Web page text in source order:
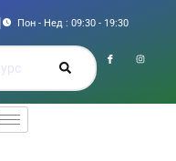
Пон - Нед : 09:30 - 19:30